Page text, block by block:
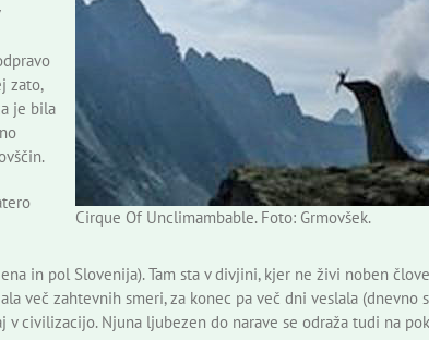
Cirque Of Unclimambable. Foto: Grmovšek.
zato,
je bila
in pol Slovenija). Tam sta v divjini, kjer ne živi noben
več zahtevnih smeri, za konec pa več dni veslala (dnevno
civilizacijo. Njuna ljubezen do narave se odraža tudi na